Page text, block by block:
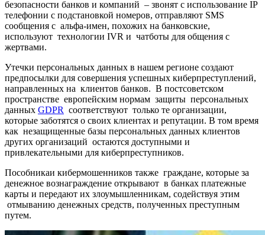
безопасности банков и компаний – звонят с использование IP
телефонии с подстановкой номеров, отправляют SMS
сообщения с альфа-имен, похожих на банковские,
используют технологии IVR и чатботы для общения с
жертвами.
Утечки персональных данных в нашем регионе создают
предпосылки для совершения успешных киберпреступлений,
направленных на клиентов банков. В постсоветском
пространстве европейским нормам защиты персональных
данных GDPR соответствуют только те организации,
которые заботятся о своих клиентах и репутации. В том время
как незащищенные базы персональных данных клиентов
других организаций остаются доступными и
привлекательными для киберпреступников.
Пособникаи кибермошенников также граждане, которые за
денежное вознаграждение открывают в банках платежные
карты и передают их злоумышленникам, содействуя этим
отмыванию денежных средств, полученных преступным
путем.